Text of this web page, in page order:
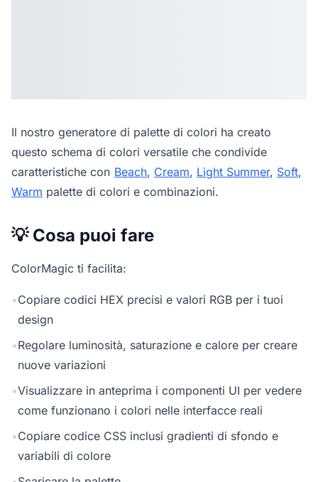
Il nostro generatore di palette di colori ha creato
questo schema di colori versatile che condivide
caratteristiche con Beach, Cream, Light Summer, Soft,
Warm palette di colori e combinazioni.
💡 Cosa puoi fare
ColorMagic ti facilita:
•Copiare codici HEX precisi e valori RGB per i tuoi
design
•Regolare luminosità, saturazione e calore per creare
nuove variazioni
•Visualizzare in anteprima i componenti UI per vedere
come funzionano i colori nelle interfacce reali
•Copiare codice CSS inclusi gradienti di sfondo e
variabili di colore